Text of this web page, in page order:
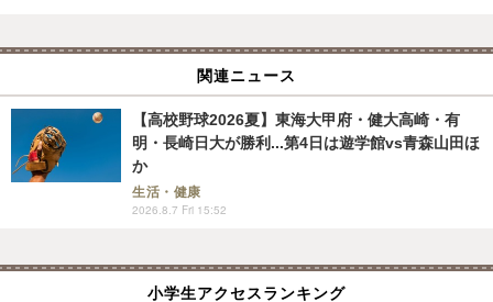
関連ニュース
【高校野球2026夏】東海大甲府・健大高崎・有
明・長崎日大が勝利...第4日は遊学館vs青森山田ほ
か
生活・健康
2026.8.7 Fri 15:52
小学生アクセスランキング